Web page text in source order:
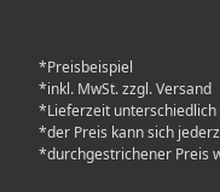
*Preisbeispiel
*inkl. MwSt. zzgl. Versand
*Lieferzeit unterschiedlich
*der Preis kann sich
*durchgestrichener Preis